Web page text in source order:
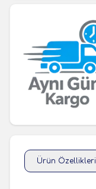
Ürün Özellikleri